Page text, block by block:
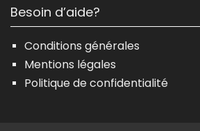
Besoin d’aide?
Conditions générales
Mentions légales
Politique de confidentialité